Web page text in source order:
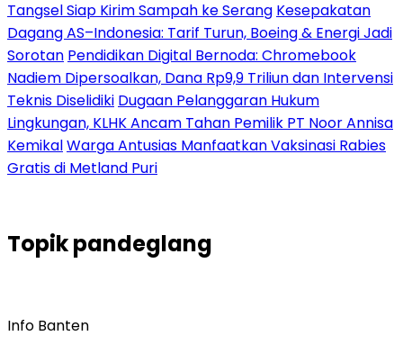
Tangsel Siap Kirim Sampah ke Serang Kesepakatan
Dagang AS–Indonesia: Tarif Turun, Boeing & Energi Jadi
Sorotan Pendidikan Digital Bernoda: Chromebook
Nadiem Dipersoalkan, Dana Rp9,9 Triliun dan Intervensi
Teknis Diselidiki Dugaan Pelanggaran Hukum
Lingkungan, KLHK Ancam Tahan Pemilik PT Noor Annisa
KemikalWarga Antusias Manfaatkan Vaksinasi Rabies
Gratis di Metland Puri
Topikpandeglang
Info Banten